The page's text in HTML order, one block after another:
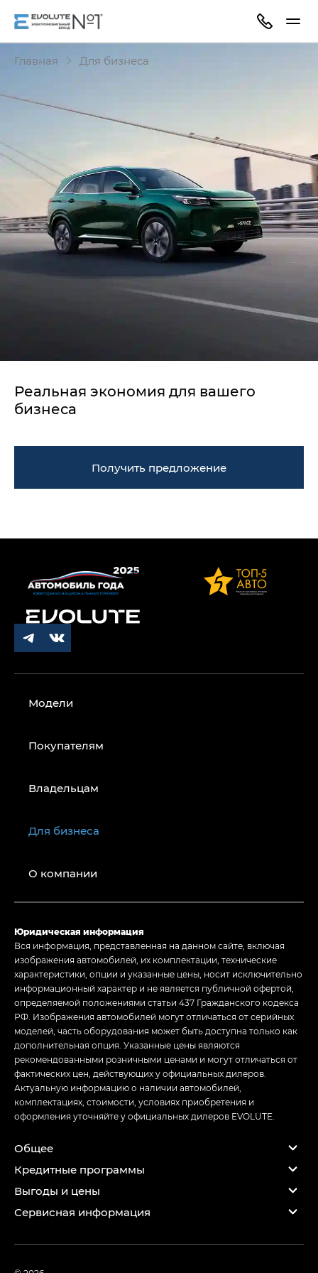
Главная Для бизнеса
Реальная экономия для вашего
бизнеса
Получить предложение
Модели
Покупателям
Владельцам
Для бизнеса
О компании
Юридическая информация
Вся информация, представленная на данном сайте, включая
изображения автомобилей, их комплектации, технические
характеристики, опции и указанные цены, носит исключительно
информационный характер и не является публичной офертой,
определяемой положениями статьи 437 Гражданского кодекса
РФ. Изображения автомобилей могут отличаться от серийных
моделей, часть оборудования может быть доступна только как
дополнительная опция. Указанные цены являются
рекомендованными розничными ценами и могут отличаться от
фактических цен, действующих у официальных дилеров.
Актуальную информацию о наличии автомобилей,
комплектациях, стоимости, условиях приобретения и
оформления уточняйте у официальных дилеров EVOLUTE.
Общее
Кредитные программы
Выгоды и цены
Сервисная информация